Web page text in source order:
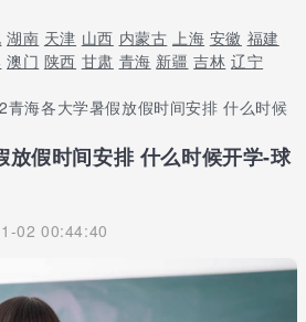
湖南 天津 山西 内蒙古 上海 安徽 福建
澳门 陕西 甘肃 青海 新疆 吉林 辽宁
青海各大学暑假放假时间安排 什么时候
放假时间安排 什么时候开学-球
02 00:44:40